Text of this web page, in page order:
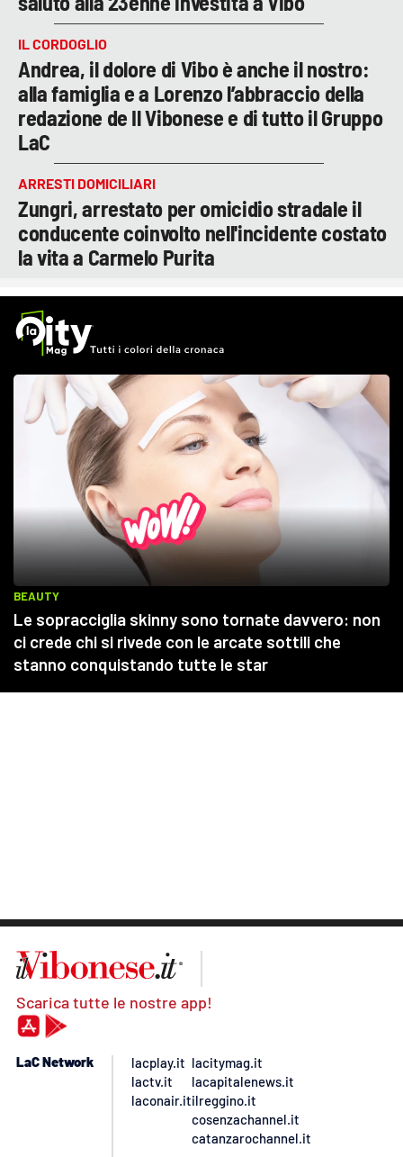
IL CORDOGLIO
Andrea, il dolore di Vibo è anche il nostro:
alla famiglia e a Lorenzo l’abbraccio della
redazione de Il Vibonese e di tutto il Gruppo
LaC
ARRESTI DOMICILIARI
Zungri, arrestato per omicidio stradale il
conducente coinvolto nell'incidente costato
la vita a Carmelo Purita
Scarica tutte le nostre app!
LaC Network
lacplay.it
lactv.it
laconair.it
lacitymag.it
lacapitalenews.it
ilreggino.it
cosenzachannel.it
catanzarochannel.it